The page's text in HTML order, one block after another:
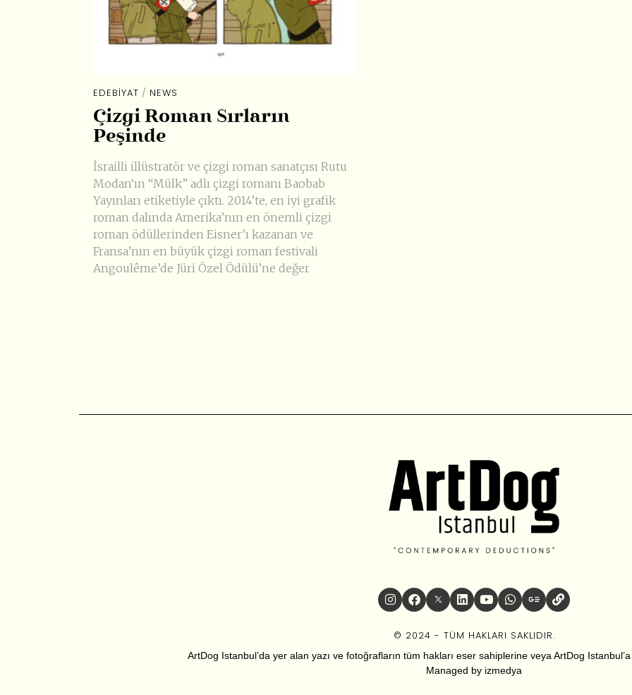
EDEBIYAT / NEWS
Çizgi Roman Sırların
Peşinde
İsrailli illüstratör ve çizgi roman sanatçısı Rutu
Modan‘ın “Mülk” adlı çizgi romanı Baobab
Yayınları etiketiyle çıktı. 2014’te, en iyi grafik
roman dalında Amerika’nın en önemli çizgi
roman ödüllerinden Eisner’ı kazanan ve
Fransa’nın en büyük çizgi roman festivali
Angoulême’de Jüri Özel Ödülü’ne değer
© 2024 - TÜM HAKLARI SAKLIDIR.
ArtDog Istanbul’da yer alan yazı ve fotoğrafların tüm hakları eser sahiplerine veya ArtDog Istanbul’a
Managed by izmedya